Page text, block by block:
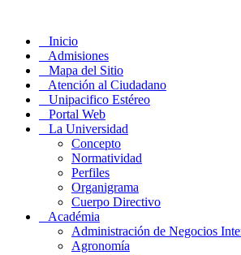
Inicio
Admisiones
Mapa del Sitio
Atención al Ciudadano
Unipacifico Estéreo
Portal Web
La Universidad
Concepto
Normatividad
Perfiles
Organigrama
Cuerpo Directivo
Académia
Administración de Negocios
Agronomía